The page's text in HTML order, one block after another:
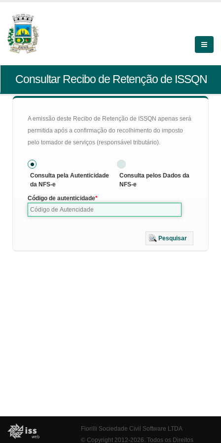
Consultar Recibo de Retenção de ISSQN
A emissão deste Recibo de Retenção de ISSQN apenas será
permitida após a confirmação do recolhimento do imposto
pelo tomador de serviços (responsável tributário).
Consulta pela Autenticidade
da NFS-e
Consulta pelos Dados da
NFS-e
Código de autenticidade
Pesquisar
Fiorilli Sociedade Civil Software LTDA
© Copyright 2012-2026. Todos os Direitos